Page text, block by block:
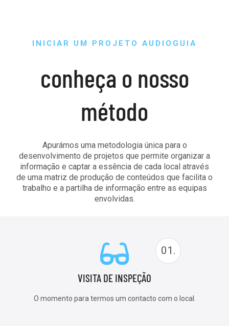
INICIAR UM PROJETO AUDIOGUIA
conheça o nosso
método
Apurámos uma metodologia única para o
desenvolvimento de projetos que permite organizar a
informação e captar a essência de cada local através
de uma matriz de produção de conteúdos que facilita o
trabalho e a partilha de informação entre as equipas
envolvidas.
01.
VISITA DE INSPEÇÃO
O momento para termos um contacto com o local.